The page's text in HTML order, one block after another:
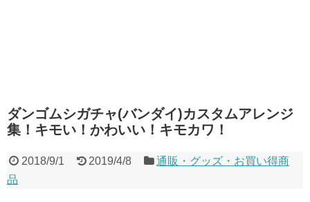
ダンゴムシガチャ(バンダイ)カスタムアレンジ
集！キモい！かわいい！キモカワ！
2018/9/1 2019/4/8
通販・グッズ・お買い得商
品